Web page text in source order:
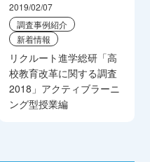
2019/02/07
調査事例紹介
新着情報
リクルート進学総研「高
校教育改革に関する調査
2018」アクティブラーニ
ング型授業編